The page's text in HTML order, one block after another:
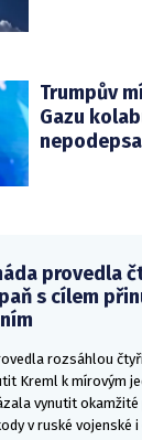
Trumpův
Gazu
provedla
s cílem
rozsáhlou
Kreml k mírovým
vynutit
v ruské vojenské